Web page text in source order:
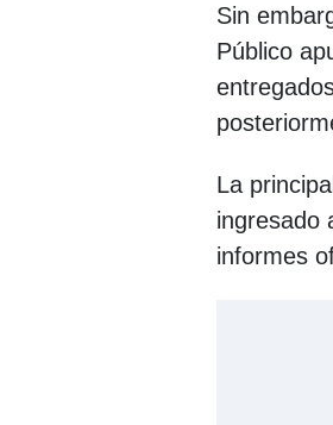
Sin
Público
La
ingresado
informes